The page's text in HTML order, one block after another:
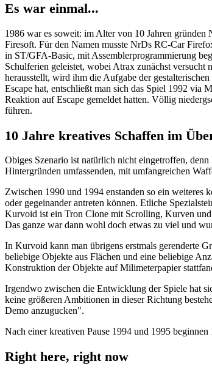
Es war einmal...
1986 war es soweit: im Alter von 10 Jahren
Firesoft. Für den Namen musste NrDs RC-Car
in ST/GFA-Basic, mit Assemblerprogrammierung
Schulferien geleistet, wobei Atrax zunächst versucht
herausstellt, wird ihm die Aufgabe der
Escape hat, entschließt man sich das Spiel 1992 via
Reaktion auf Escape gemeldet hatten. Völlig
führen.
10 Jahre kreatives Schaffen im
Obiges Szenario ist natürlich nicht eingetroffen,
Hintergründen umfassenden, mit umfangreichen
Zwischen 1990 und 1994 enstanden so ein
oder gegeinander antreten können. Etliche
Kurvoid ist ein Tron Clone mit Scrolling, Kurven
Das ganze war dann wohl doch etwas zu viel und
In Kurvoid kann man übrigens erstmals gerenderte
beliebige Objekte aus Flächen und eine beliebige
Konstruktion der Objekte auf Milimeterpapier
Irgendwo zwischen die Entwicklung der Spiele hat
keine größeren Ambitionen in dieser Richtung
Demo anzugucken".
Nach einer kreativen Pause 1994 und 1995
Right here, right now